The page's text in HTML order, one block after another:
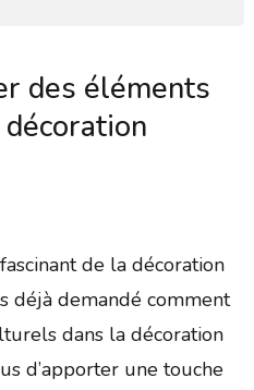
des éléments
de la décoration
déjà demandé comment
dans la décoration
d’apporter une touche